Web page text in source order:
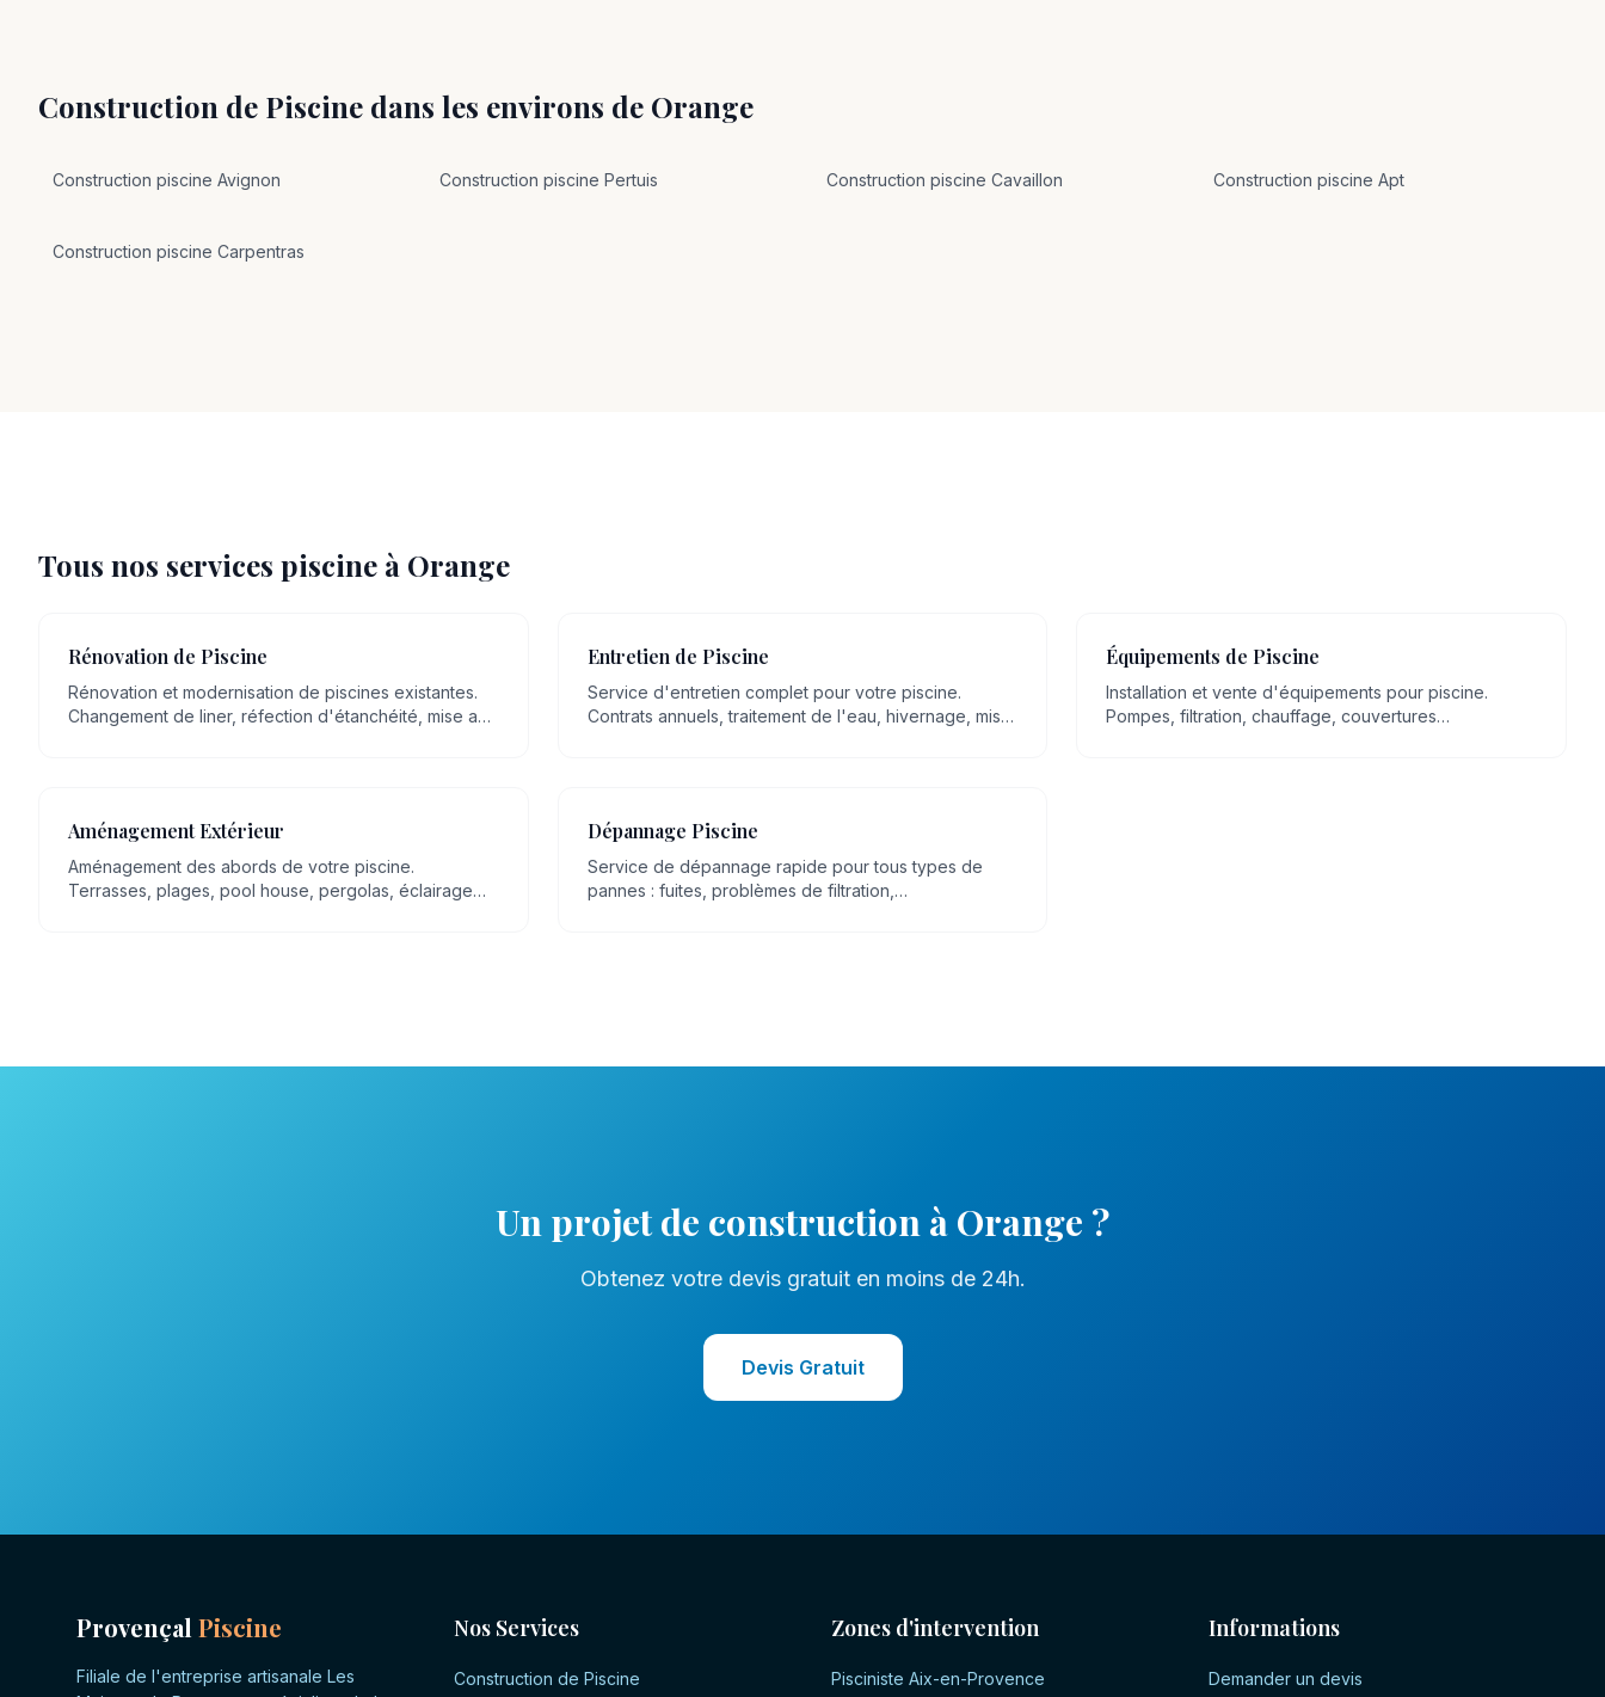
Construction de Piscine dans les environs de Orange
Construction piscine Avignon Construction piscine Pertuis Construction piscine Cavaillon Construction piscine Apt
Construction piscine Carpentras
Tous nos services piscine à Orange
Rénovation de Piscine
Rénovation et modernisation de piscines existantes.
Changement de liner, réfection d'étanchéité, mise aux
Entretien de Piscine
Service d'entretien complet pour votre piscine.
Contrats annuels, traitement de l'eau, hivernage, mise
Équipements de Piscine
Installation et vente d'équipements pour piscine.
Pompes, filtration, chauffage, couvertures
Aménagement Extérieur
Aménagement des abords de votre piscine.
Terrasses, plages, pool house, pergolas, éclairage
Dépannage Piscine
Service de dépannage rapide pour tous types de
pannes : fuites, problèmes de filtration,
Un projet de construction à Orange ?
Obtenez votre devis gratuit en moins de 24h.
Devis Gratuit
Provençal Piscine
Filiale de l'entreprise artisanale Les
Nos Services
Construction de Piscine
Zones d'intervention
Pisciniste Aix-en-Provence
Informations
Demander un devis